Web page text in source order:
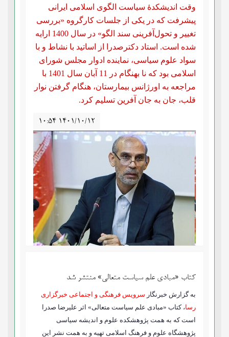
وقت اندیشکدۀ سیاست الگوی اسلامی ایرانی
پیشرفت که در یکی از جلسات کارگروه «بررسی
تغییر و تحول‌آفرینی سند الگو» در سال 1400 ارایه
شده است. استاد دکترصدرا از اساتید با نشاط و با
سواد علوم سیاسی، نماینده ادوار مجلس شورای
اسلامی بود که نا بهنگام در 11 آبان سال 1401 با
مراجعه به اورژانس بیمارستان، هنگام گرفتن نوار
قلب، جان به جان آفرین تسلیم کرد.
۱۰:۵۴ ۱۴۰۱/۱۰/۱۲
کتاب «مبادی علم سیاست متعالی» منتشر شد
به گزارش خبرنگار سرویس فرهنگی و اجتماعی خبرگزاری
رسا، کتاب «مبادی علم سیاست متعالی» اثر علیرضا صدرا
است که به همت پژوهشکده علوم و اندیشه سیاسی
پژوهشگاه علوم و فرهنگ اسلامی تهیه و به همت نشر این